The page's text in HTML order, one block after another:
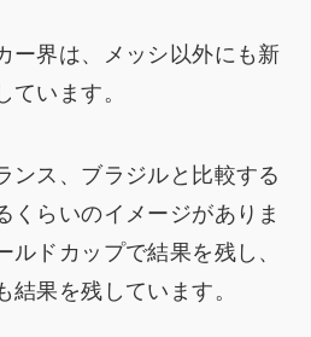
ー界は、メッシ以外にも新
ています。
ンス、ブラジルと比較する
くらいのイメージがありま
ルドカップで結果を残し、
結果を残しています。